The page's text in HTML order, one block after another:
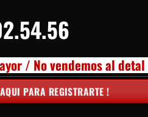
/ No vendemos al detal
PARA REGISTRARTE !